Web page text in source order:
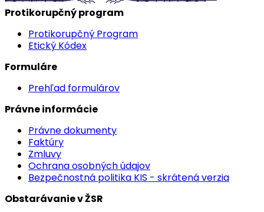
Protikorupčný program
Protikorupčný Program
Etický Kódex
Formuláre
Prehľad formulárov
Právne informácie
Právne dokumenty
Faktúry
Zmluvy
Ochrana osobných údajov
Bezpečnostná politika KIS - skrátená verzia
Obstarávanie v ŽSR